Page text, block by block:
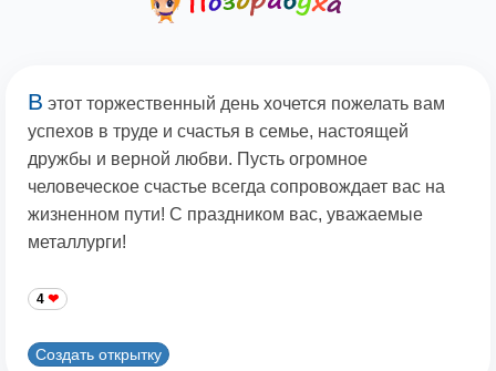
В этот торжественный день хочется пожелать вам
успехов в труде и счастья в семье, настоящей
дружбы и верной любви. Пусть огромное
человеческое счастье всегда сопровождает вас на
жизненном пути! С праздником вас, уважаемые
металлурги!
4
Создать открытку